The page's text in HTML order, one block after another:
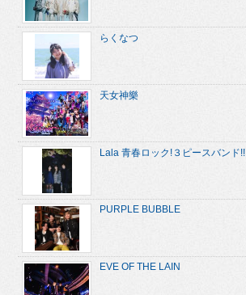
らくなつ
天女神樂
Lala 青春ロック!３ピースバンド!!
PURPLE BUBBLE
EVE OF THE LAIN